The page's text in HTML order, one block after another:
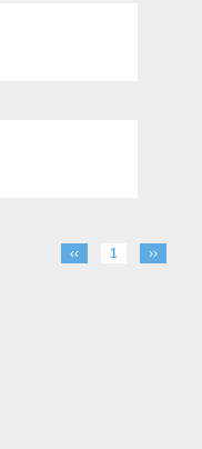
‹‹ 1 ››